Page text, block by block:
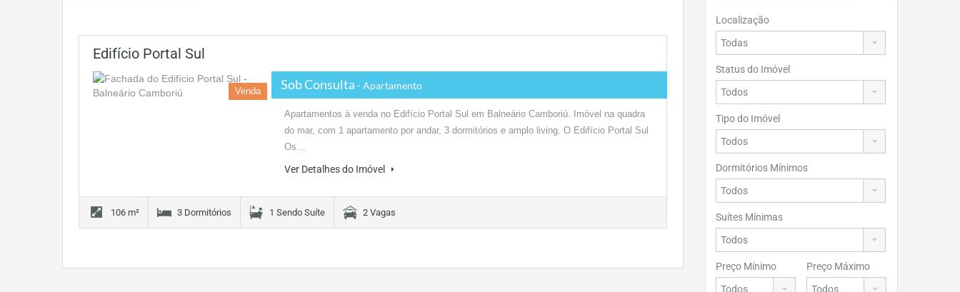
Edifício Portal Sul
Venda Sob Consulta - Apartamento
Apartamentos à venda no Edifício Portal Sul em Balneário Camboriú. Imóvel na quadra
do mar, com 1 apartamento por andar, 3 dormitórios e amplo living. O Edifício Portal Sul
Os…
Ver Detalhes do Imóvel
106 m² 3 Dormitórios 1 Sendo Suíte 2 Vagas
Localização
Status do Imóvel
Tipo do Imóvel
Dormitórios Mínimos
Suítes Mínimas
Preço Mínimo Preço Máximo